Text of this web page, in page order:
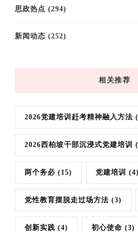
思政热点 (294)
新闻动态 (252)
相关推荐
2026党建培训赶考精神融入方法
2026西柏坡干部沉浸式党建培训
两个务必 (15) 党建培训 (4)
党性教育摆脱走过场方法 (3)
创新实践 (4) 初心使命 (3)